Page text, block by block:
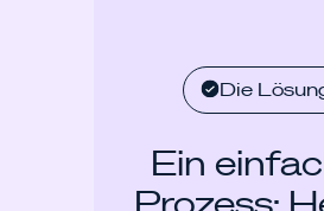
Die
Ein
Prozess: